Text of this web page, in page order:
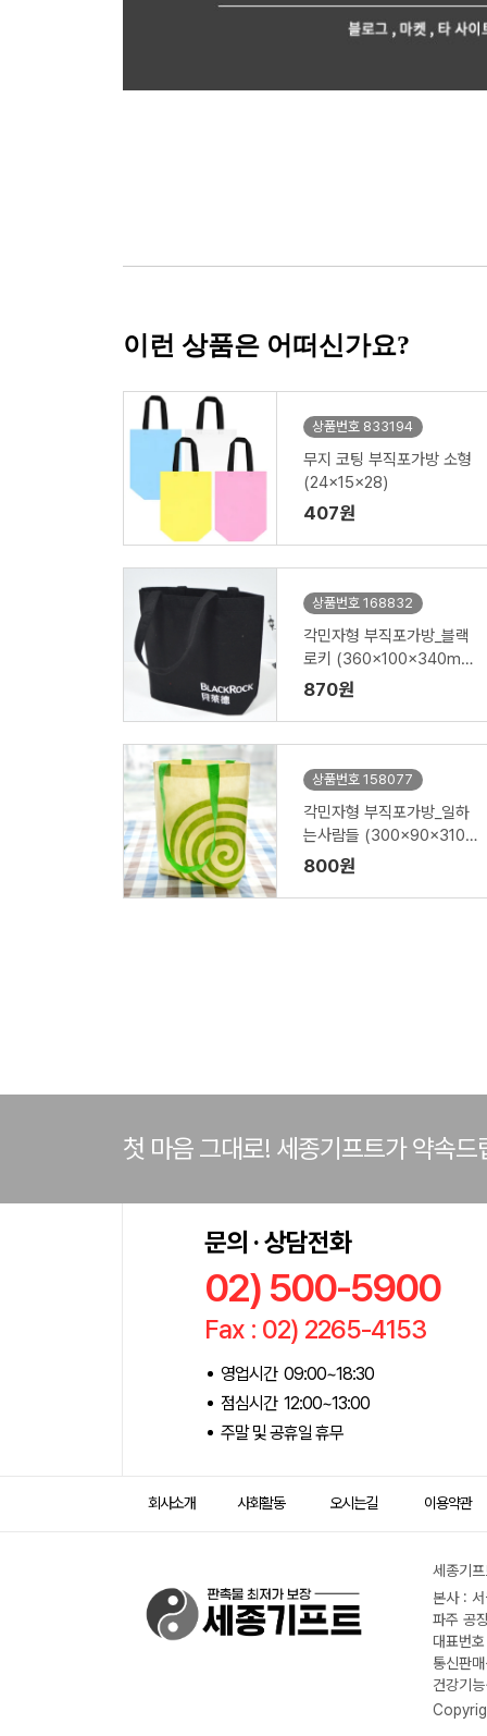
이런 상품은 어떠신가요?
상품번호 833194
무지 코팅 부직포가방 소형
(24x15x28)
407원
상품번호 168832
각민자형 부직포가방_블랙
로키 (360x100x340m
m)
870원
상품번호 158077
각민자형 부직포가방_일하
는사람들 (300x90x310
mm)
800원
첫 마음 그대로! 세종기프트가 약속드
문의 · 상담전화
02) 500-5900
Fax : 02) 2265-4153
영업시간 09:00~18:30
점심시간 12:00~13:00
주말 및 공휴일 휴무
회사소개 사회활동 오시는길 이용약관
세종기
본사 :
파주 공
대표번
통신판
건강기